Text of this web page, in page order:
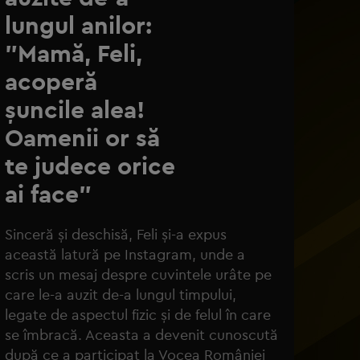
/ Foto: Instagram
lungul anilor:
"Mamă, Feli,
acoperă
șuncile alea!
Oamenii or să
te judece orice
ai face"
Sinceră și deschisă, Feli și-a expus
această latură pe Instagram, unde a
scris un mesaj despre cuvintele urâte pe
care le-a auzit de-a lungul timpului,
legate de aspectul fizic și de felul în care
se îmbracă. Aceasta a devenit cunoscută
după ce a participat la Vocea României